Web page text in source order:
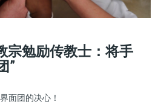
宗勉励传教士：将手
”
面团的决心！